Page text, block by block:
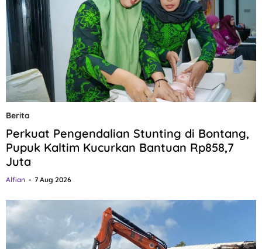
Berita
Perkuat Pengendalian Stunting di Bontang,
Pupuk Kaltim Kucurkan Bantuan Rp858,7
Juta
Alfian 7 Aug 2026